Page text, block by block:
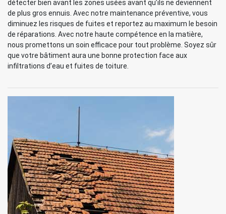
détecter bien avant les zones usées avant qu’ils ne deviennent
de plus gros ennuis. Avec notre maintenance préventive, vous
diminuez les risques de fuites et reportez au maximum le besoin
de réparations. Avec notre haute compétence en la matière,
nous promettons un soin efficace pour tout problème. Soyez sûr
que votre bâtiment aura une bonne protection face aux
infiltrations d’eau et fuites de toiture.